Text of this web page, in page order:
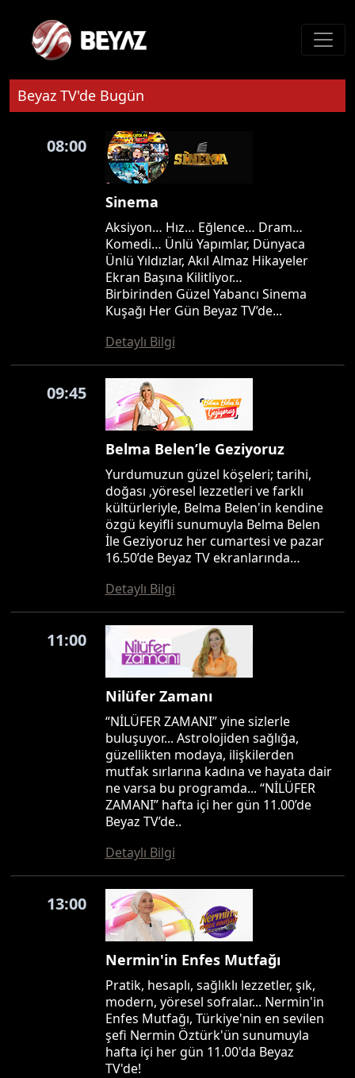
Beyaz TV'de Bugün
08:00
Sinema
Aksiyon… Hız… Eğlence… Dram…
Komedi… Ünlü Yapımlar, Dünyaca
Ünlü Yıldızlar, Akıl Almaz Hikayeler
Ekran Başına Kilitliyor…
Birbirinden Güzel Yabancı Sinema
Kuşağı Her Gün Beyaz TV’de...
Detaylı Bilgi
09:45
Belma Belen’le Geziyoruz
Yurdumuzun güzel köşeleri; tarihi,
doğası ,yöresel lezzetleri ve farklı
kültürleriyle, Belma Belen'in kendine
özgü keyifli sunumuyla Belma Belen
İle Geziyoruz her cumartesi ve pazar
16.50’de Beyaz TV ekranlarında…
Detaylı Bilgi
11:00
Nilüfer Zamanı
“NİLÜFER ZAMANI” yine sizlerle
buluşuyor... Astrolojiden sağlığa,
güzellikten modaya, ilişkilerden
mutfak sırlarına kadına ve hayata dair
ne varsa bu programda... “NİLÜFER
ZAMANI” hafta içi her gün 11.00’de
Beyaz TV’de..
Detaylı Bilgi
13:00
Nermin'in Enfes Mutfağı
Pratik, hesaplı, sağlıklı lezzetler, şık,
modern, yöresel sofralar... Nermin'in
Enfes Mutfağı, Türkiye'nin en sevilen
şefi Nermin Öztürk'ün sunumuyla
hafta içi her gün 11.00'da Beyaz
TV'de!